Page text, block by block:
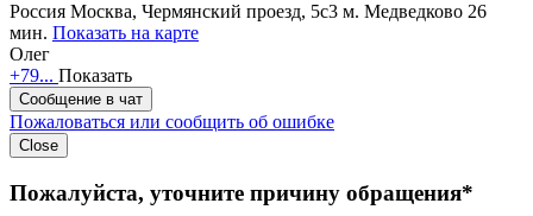
Россия Москва, Чермянский проезд, 5с3 м. Медведково 26
мин. Показать на карте
Олег
+79... Показать
Сообщение в чат
Пожаловаться или сообщить об ошибке
Close
Пожалуйста, уточните причину обращения*